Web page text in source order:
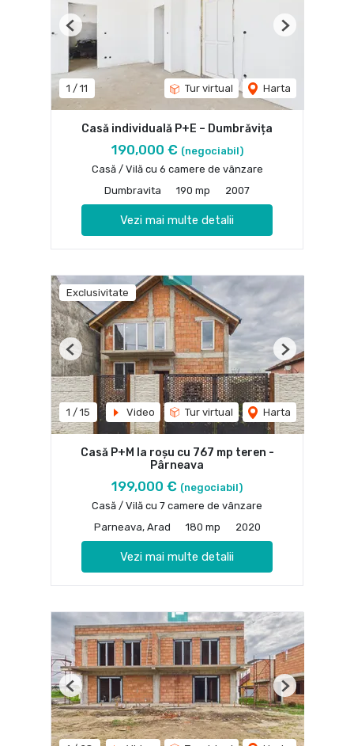
1 / 11 Tur virtual Harta
Previous Next
Casă individuală P+E – Dumbrăvița
190,000 € (negociabil)
Casă / Vilă cu 6 camere de vânzare
Dumbravita
190 mp 2007
Vezi mai multe detalii
Exclusivitate
1 / 15 Video Tur virtual Harta
Previous Next
Casă P+M la roșu cu 767 mp teren -
Pârneava
199,000 € (negociabil)
Casă / Vilă cu 7 camere de vânzare
Parneava, Arad
180 mp 2020
Vezi mai multe detalii
Previous Next